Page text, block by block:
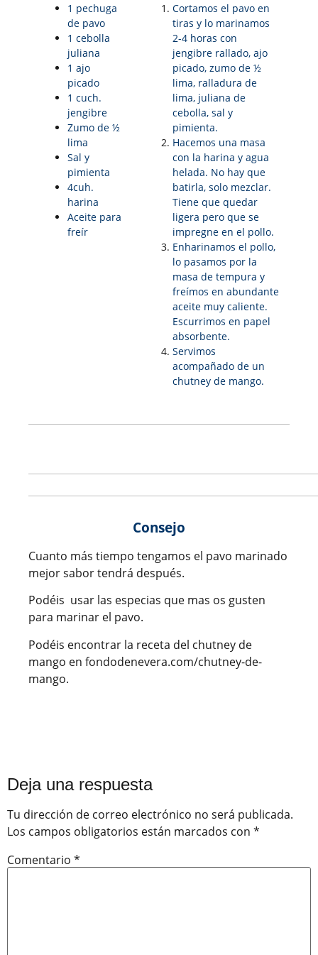
1 pechuga
de pavo
1 cebolla
juliana
1 ajo
picado
1 cuch.
jengibre
Zumo de ½
lima
Sal y
pimienta
4cuh.
harina
Aceite para
freír
Cortamos el pavo en
tiras y lo marinamos
2-4 horas con
jengibre rallado, ajo
picado, zumo de ½
lima, ralladura de
lima, juliana de
cebolla, sal y
pimienta.
Hacemos una masa
con la harina y agua
helada. No hay que
batirla, solo mezclar.
Tiene que quedar
ligera pero que se
impregne en el pollo.
Enharinamos el pollo,
lo pasamos por la
masa de tempura y
freímos en abundante
aceite muy caliente.
Escurrimos en papel
absorbente.
Servimos
acompañado de un
chutney de mango.
Consejo
Cuanto más tiempo tengamos el pavo marinado
mejor sabor tendrá después.
Podéis usar las especias que mas os gusten
para marinar el pavo.
Podéis encontrar la receta del chutney de
mango en fondodenevera.com/chutney-de-
mango.
Deja una respuesta
Tu dirección de correo electrónico no será publicada.
Los campos obligatorios están marcados con *
Comentario *